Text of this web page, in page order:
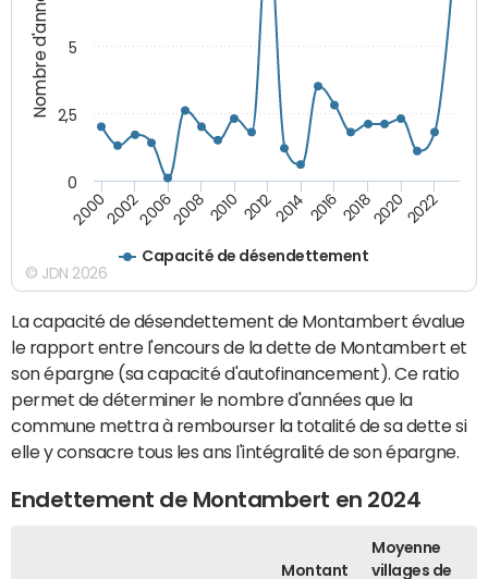
Nombre d'années
Capacité de désendettement
20002002200620082010 20122014 2016201820202022
0
2,5
5
© JDN 2026
La capacité de désendettement de Montambert évalue
le rapport entre l'encours de la dette de Montambert et
son épargne (sa capacité d'autofinancement). Ce ratio
permet de déterminer le nombre d'années que la
commune mettra à rembourser la totalité de sa dette si
elle y consacre tous les ans l'intégralité de son épargne.
Endettement de Montambert en 2024
Montant
Moyenne
villages de